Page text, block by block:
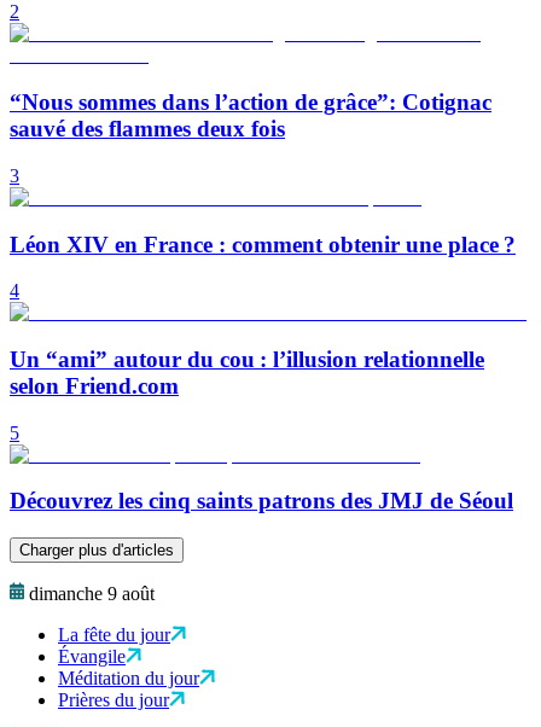
2
“Nous sommes dans l’action de grâce”: Cotignac
sauvé des flammes deux fois
3
Léon XIV en France : comment obtenir une place ?
4
Un “ami” autour du cou : l’illusion relationnelle
selon Friend.com
5
Découvrez les cinq saints patrons des JMJ de Séoul
Charger plus d'articles
dimanche 9 août
La fête du jour
Évangile
Méditation du jour
Prières du jour